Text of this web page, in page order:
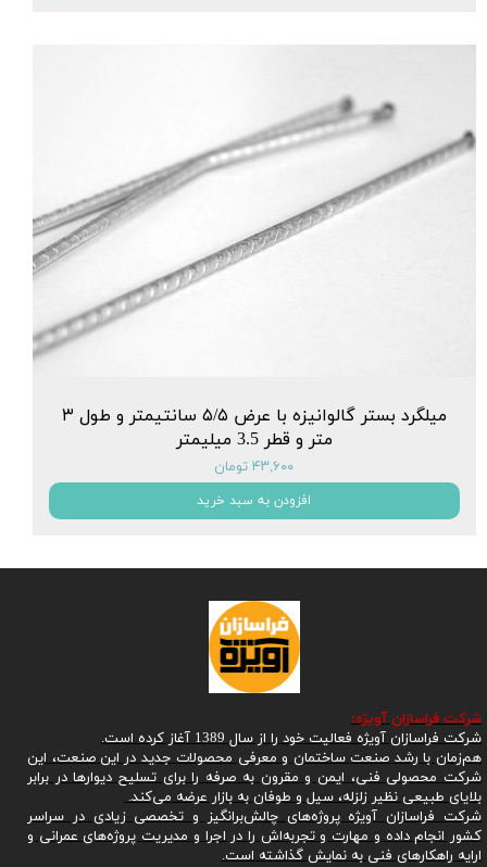
میلگرد بستر گالوانیزه با عرض ۵/۵ سانتیمتر و طول ۳
متر و قطر 3.5 میلیمتر
۴۳,۶۰۰ تومان
افزودن به سبد خرید
شرکتفراسازان آویژه:
شرکت فراسازان آویژه فعالیت خود را از سال 1389 آغاز کرده است.
هم‌زمان با رشد صنعت ساختمان و معرفی محصولات جدید در این صنعت، این
شرکت محصولی فنی، ایمن و مقرون به صرفه را برای تسلیح دیوارها در برابر
بلایای طبیعی نظیر زلزله، سیل و طوفان به بازار عرضه می‌کند.
شرکت فراسازان آویژه پروژه‌های چالش‌برانگیز و تخصصی زیادی در سراسر
کشور انجام داده و مهارت و تجربه‌اش را در اجرا و مدیریت پروژه‌های عمرانی و
ارایه راهکارهای فنی به نمایش گذاشته است.